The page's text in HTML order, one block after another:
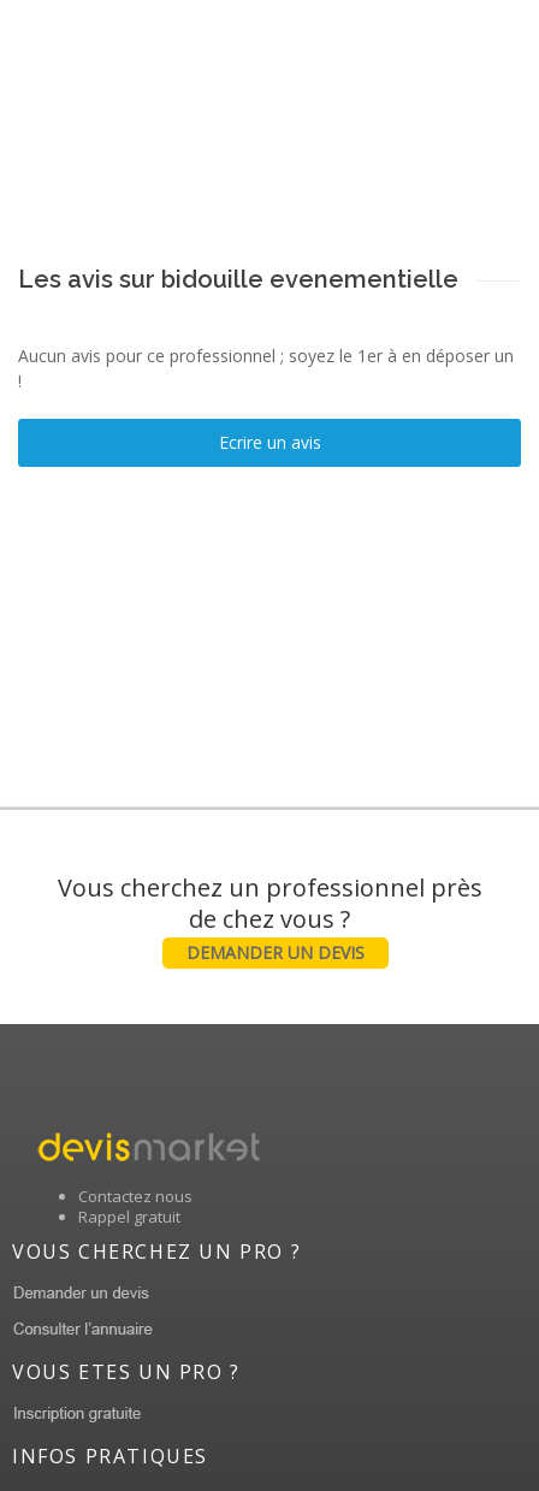
Les avis sur bidouille evenementielle
Aucun avis pour ce professionnel ; soyez le 1er à en déposer un
!
Ecrire un avis
Vous cherchez un professionnel près
DEMANDER UN DEVIS
Contactez nous
Rappel gratuit
VOUS CHERCHEZ UN PRO ?
VOUS ETES UN PRO ?
INFOS PRATIQUES